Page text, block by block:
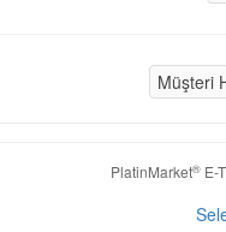
Müşteri
PlatinMarket®E-